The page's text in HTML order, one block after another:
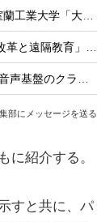
【6/9 Zoom】大学DXセミナー：室蘭工業大学「大学DXは『導入』から『価値創出』へ ー地方・単科大学における実装と進化ー」
東原義訓氏「これからの高校教育改革と遠隔教育」5/14交流会参加者募集
【5/19 Zoom】大学DXセミナー「音声基盤のクラウド化で実現する大学DX ―関西学院の取組み―」
部にメッセージを送る
に紹介する。
すと共に、パ